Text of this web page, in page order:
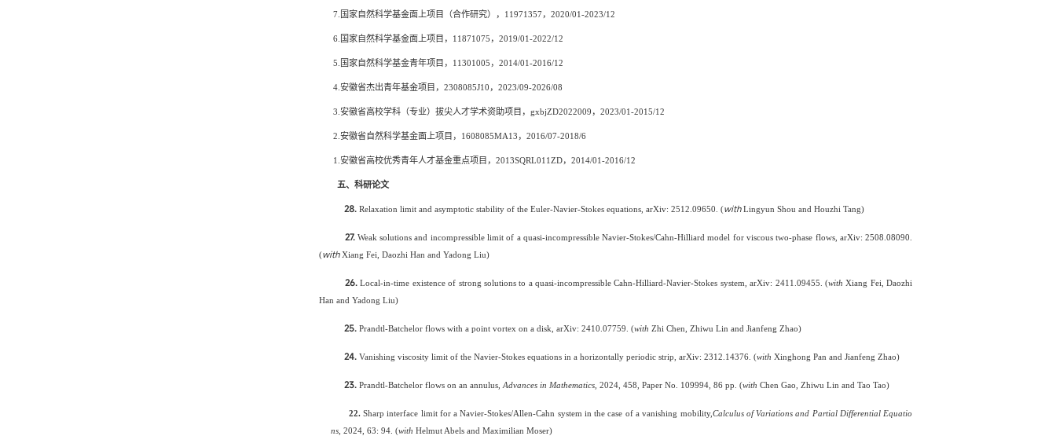
7. 国家自然科学基金面上项目（合作研究）， 11971357，2020/01-2023/12
6. 国家自然科学基金面上项目， 11871075 ，2019/01-2022/12
5. 国家自然科学基金青年项目， 11301005 ，2014/01-2016/12
4.安徽省杰出青年基金项目，2308085J10 ，2023/09-2026/08
3.安徽省高校学科（专业）拔尖人才学术资助项目，gxbjZD2022009 ，2023/01-2015/12
2.安徽省自然科学基金面上项目， 1608085MA13 ，2016/07-2018/6
1.安徽省高校优秀青年人才基金重点项目，2013SQRL011ZD，2014/01-2016/12
五、科研论文
28. Relaxation limit and asymptotic stability of the Euler-Navier-Stokes equations, arXiv: 2512.09650. (withLingyun Shou and Houzhi Tang)
27. Weak solutions and incompressible limit of a quasi-incompressible Navier-Stokes/Cahn-Hilliard model for viscous two-phase flows, arXiv: 2508.08090.
(withXiang Fei, Daozhi Han and Yadong Liu)
26.Local-in-time existence of strong solutions to a quasi-incompressible Cahn-Hilliard-Navier-Stokes system, arXiv: 2411.09455. (with Xiang Fei, Daozhi
Han and Yadong Liu)
25. Prandtl-Batchelor flows with a point vortex on a disk, arXiv: 2410.07759. (with Zhi Chen, Zhiwu Lin and Jianfeng Zhao)
24. Vanishing viscosity limit of the Navier-Stokes equations in a horizontally periodic strip, arXiv: 2312.14376. (with Xinghong Pan and Jianfeng Zhao)
23. Prandtl-Batchelor flows on an annulus, Advances in Mathematics, 2024, 458 Paper No. 109994, 86pp. (with Chen Gao, Zhiwu Lin and Tao Tao)
22.Sharp interface limit for a Navier-Stokes/Allen-Cahn system in the case of a vanishing mobility,Calculus of Variations and Partial Differential Equatio
ns , 2024, 63: 94. (with Helmut Abels and Maximilian Moser)